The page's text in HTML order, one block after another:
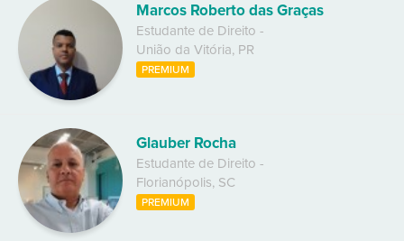
Marcos Roberto das Graças
Estudante de Direito -
União da Vitória, PR
PREMIUM
Glauber Rocha
Estudante de Direito -
Florianópolis, SC
PREMIUM